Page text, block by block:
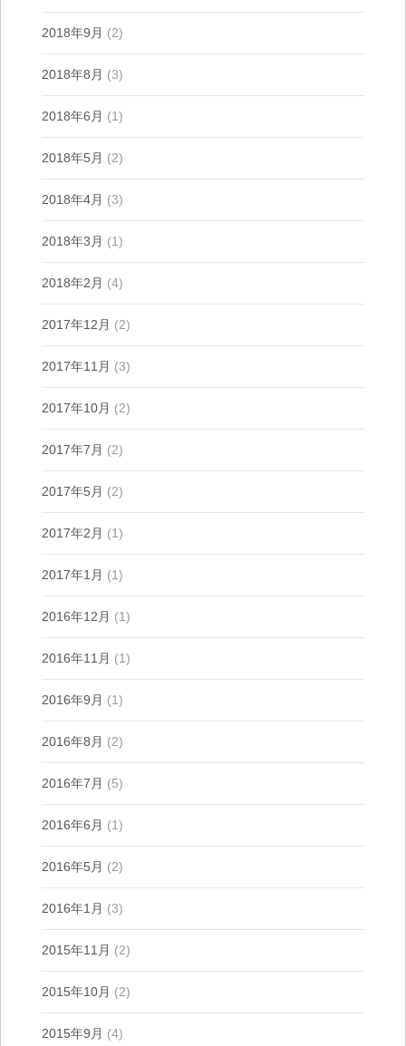
2018年9月 (2)
2018年8月 (3)
2018年6月 (1)
2018年5月 (2)
2018年4月 (3)
2018年3月 (1)
2018年2月 (4)
2017年12月 (2)
2017年11月 (3)
2017年10月 (2)
2017年7月 (2)
2017年5月 (2)
2017年2月 (1)
2017年1月 (1)
2016年12月 (1)
2016年11月 (1)
2016年9月 (1)
2016年8月 (2)
2016年7月 (5)
2016年6月 (1)
2016年5月 (2)
2016年1月 (3)
2015年11月 (2)
2015年10月 (2)
2015年9月 (4)